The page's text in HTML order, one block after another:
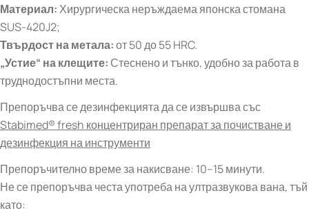
Материал:Хирургическа неръждаема японска стомана
SUS-420J2;
Твърдост на метала:от 50 до 55 HRC.
„Устие“ на клещите: Стеснено и тънко, удобно за работа в
труднодостъпни места.
Препоръчва се дезинфекцията да се извършва със
Stabimed® fresh концентриран препарат за почистване и
дезинфекция на инструменти
Препоръчително време за накисване: 10–15 минути.
Не се препоръчва честа употреба на ултразвукова вана, тъй
като: